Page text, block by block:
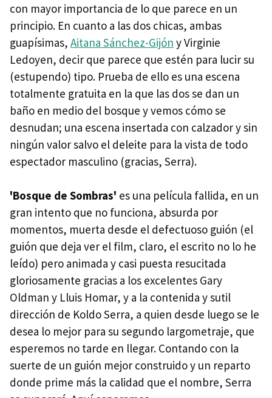
con mayor importancia de lo que parece en un
principio. En cuanto a las dos chicas, ambas
guapísimas, Aitana Sánchez-Gijón y Virginie
Ledoyen, decir que parece que estén para lucir su
(estupendo) tipo. Prueba de ello es una escena
totalmente gratuita en la que las dos se dan un
baño en medio del bosque y vemos cómo se
desnudan; una escena insertada con calzador y sin
ningún valor salvo el deleite para la vista de todo
espectador masculino (gracias, Serra).
'Bosque de Sombras' es una película fallida, en un
gran intento que no funciona, absurda por
momentos, muerta desde el defectuoso guión (el
guión que deja ver el film, claro, el escrito no lo he
leído) pero animada y casi puesta resucitada
gloriosamente gracias a los excelentes Gary
Oldman y Lluis Homar, y a la contenida y sutil
dirección de Koldo Serra, a quien desde luego se le
desea lo mejor para su segundo largometraje, que
esperemos no tarde en llegar. Contando con la
suerte de un guión mejor construido y un reparto
donde prime más la calidad que el nombre, Serra